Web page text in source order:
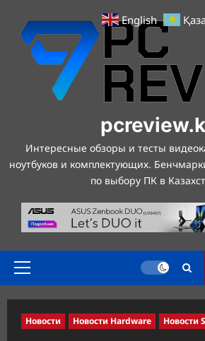
содержимому
Интересные обзоры и тесты
ноутбуков и комплектующих.
по выбору ПК в
Основное
Новости Новости Hardware Новости
English